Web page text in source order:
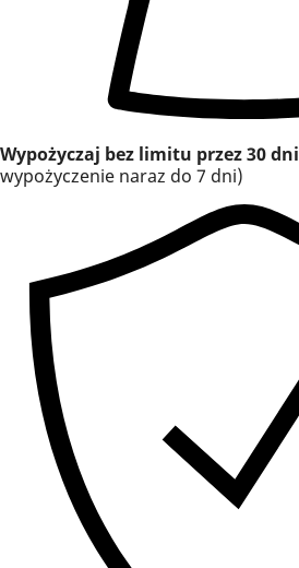
Wypożyczaj bez limitu przez 30 dni
wypożyczenie naraz do 7 dni)